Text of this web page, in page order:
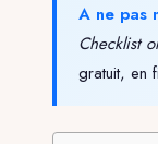
A ne pas
Checklist
gratuit, en